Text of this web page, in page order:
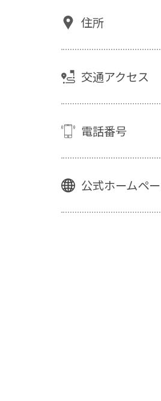
住所
交通アクセス
電話番号
公式ホームペ